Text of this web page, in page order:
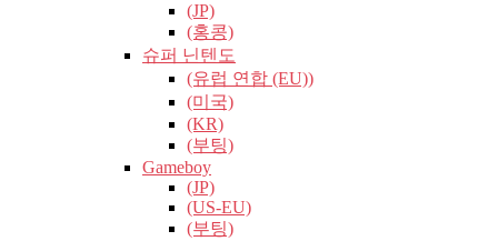
(JP)
(홍콩)
슈퍼 닌텐도
(유럽​​ 연합 (EU))
(미국)
(KR)
(부팅)
Gameboy
(JP)
(US-EU)
(부팅)